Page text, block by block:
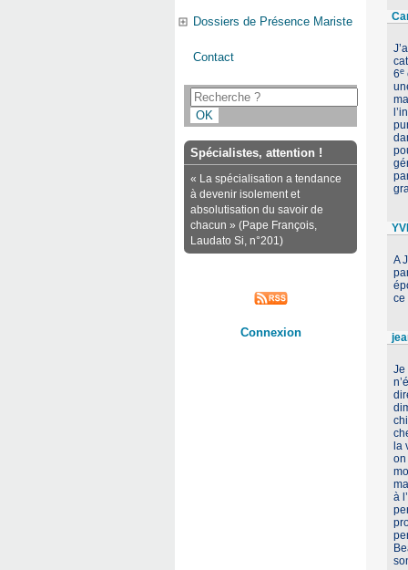
6e
A
ce
Je
la
on
à
Dossiers de Présence Mariste
Contact
Spécialistes, attention !
« La spécialisation a tendance
à devenir isolement et
absolutisation du savoir de
chacun » (Pape François,
Laudato Si, n°201)
Connexion